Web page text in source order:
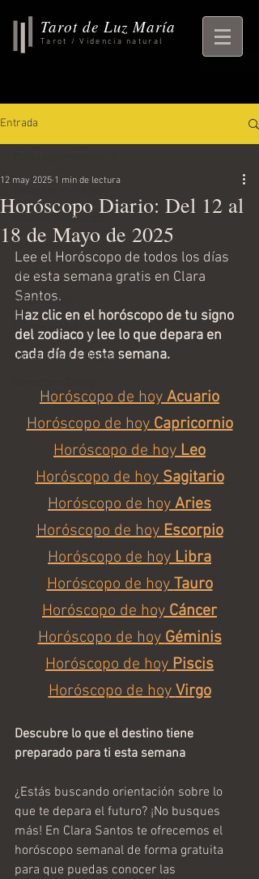
Tarot de Luz María
Tarot / Videncia natural
Entrada
rituales, horoscopo,
horoscopo
ritual
Empezando
Tu comunidad
Consejos para bloguear
Horóscopo Diario: Del 12 al
18 de Mayo de 2025
12 may 2025 1 min de lectura
Lee el Horóscopo de todos los días
de esta semana gratis en Clara
Santos.
Haz clic en el horóscopo de tu signo
del zodiaco y lee lo que depara en
cada día de esta semana.
Horóscopo de hoy Acuario
Horóscopo de hoy Capricornio
Horóscopo de hoy Leo
Horóscopo de hoy Sagitario
Horóscopo de hoy Aries
Horóscopo de hoy Escorpio
Horóscopo de hoy Libra
Horóscopo de hoy Tauro
Horóscopo de hoy Cáncer
Horóscopo de hoy Géminis
Horóscopo de hoy Piscis
Horóscopo de hoy Virgo
Descubre lo que el destino tiene
preparado para ti esta semana
¿Estás buscando orientación sobre lo
que te depara el futuro? ¡No busques
más! En Clara Santos te ofrecemos el
horóscopo semanal de forma gratuita
para que puedas conocer las